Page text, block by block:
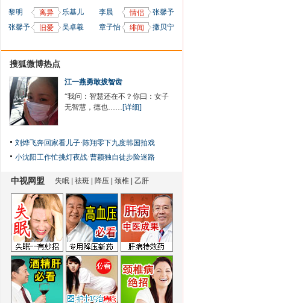
黎明 离异
乐基儿
张馨予
旧爱 吴卓羲
李晨 情侣
张馨予
章子怡
绯闻 撒贝宁
搜狐微博热点
江一燕勇敢拔智齿
“我问：智慧还在不？你曰：女子
无智慧，德也……[详细]
刘烨飞奔回家看儿子·陈翔零下九度韩国拍戏
小沈阳工作忙挑灯夜战·曹颖独自徒步险迷路